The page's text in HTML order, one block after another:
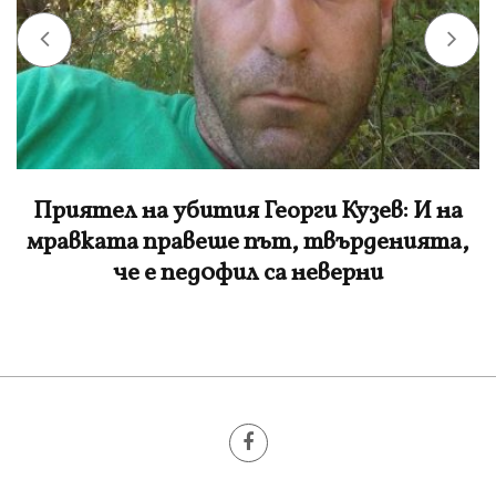
Костадинов за дрона край Кардам: Този
удар няма да е последният